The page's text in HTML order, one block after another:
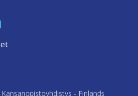
- Finlands